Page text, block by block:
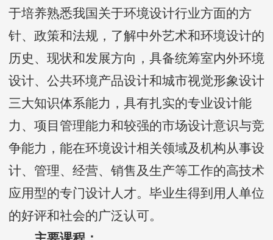
于培养熟悉我国关于环境设计行业方面的方
针、政策和法规，了解中外艺术和环境设计的
历史、现状和发展方向，具备统筹室内外环境
设计、公共环境产品设计和城市视觉形象设计
三大知识体系能力，具有扎实的专业设计能
力、项目管理能力和较强的市场设计意识与竞
争能力，能在环境设计相关领域及机构从事设
计、管理、经营、销售及生产等工作的高技术
应用型的专门设计人才。毕业生得到用人单位
的好评和社会的广泛认可。